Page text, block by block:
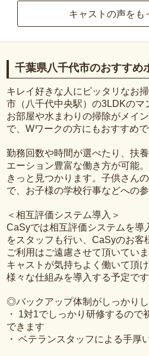
キャストの声をも
千葉県八千代市のおすすめ
キレイ好きな人にピッタリなお
市（八千代中央駅）の3LDKのマ
お部屋や水まわりの掃除がメイ
で、Wワークの方にもおすすめで
勤務回数や時間が選べたり、扶
エーション豊富な働き方が可能
きっと見つかります。子供さん
で、お子様の学校行事などへの参
＜相互評価システム導入＞
CaSyでは相互評価システムを導
をスタッフも行い、CaSyのお客
ご利用はご遠慮させて頂いていま
キャストが気持ちよく働いて頂
様々な仕組みを導入する予定で
◎バックアップ体制がしっかり
・ 1対1でしっかり研修するの
できます
・ ベテランスタッフによる手厚